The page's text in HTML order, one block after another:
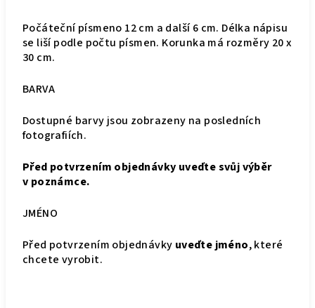
Počáteční písmeno 12 cm a další 6 cm. Délka nápisu
se liší podle počtu písmen. Korunka má rozměry 20 x
30 cm.
BARVA
Dostupné barvy jsou zobrazeny na posledních
fotografiích.
Před potvrzením objednávky uveďte svůj výběr
v poznámce.
JMÉNO
Před potvrzením objednávky uveďte jméno, které
chcete vyrobit.